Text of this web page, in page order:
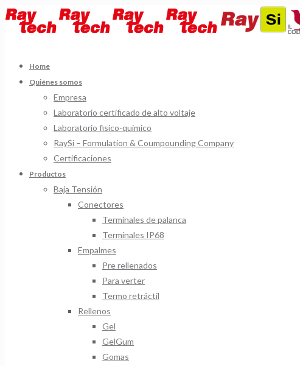
Home
Quiénes somos
Empresa
Laboratorio certificado de alto voltaje
Laboratorio fisico-quimico
RaySi – Formulation & Coumpounding Company
Certificaciones
Productos
Baja Tensión
Conectores
Terminales de palanca
Terminales IP68
Empalmes
Pre rellenados
Para verter
Termo retráctil
Rellenos
Gel
GelGum
Gomas